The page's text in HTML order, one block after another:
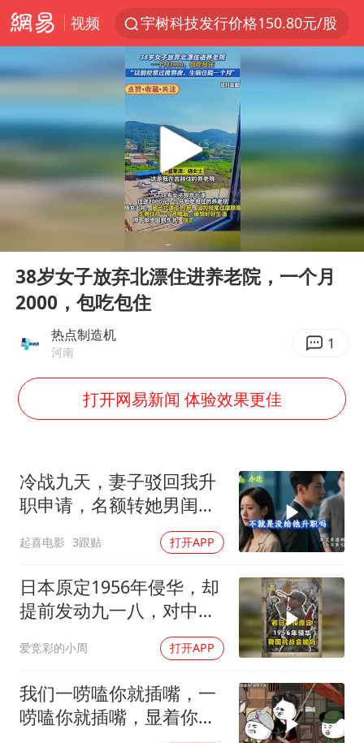
视频
宇树科技发行价格150.80元/股
我国编制完成新版全月地质图
台风白海豚即将进入48小时警戒线
中央气象台发布台风黄色预警
感觉全东北都在等7号
女子利用漏洞0元薅走3000多件家电
金饰克价大幅跳涨
泰国一女公务员妆容引争议 本人回应
多地要求领导干部带头休假
对话重庆地铁吐血女孩
中国五箭齐发反制美国
中国经济展现强大韧性和活力
Play
00:17
38岁女子放弃北漂住进养老院，一个月
2000，包吃包住
热点制造机
河南 1
打开网易新闻 体验效果更佳
冷战九天，妻子驳回我升
职申请，名额转她男闺
蜜，我转身办妥1件事
起喜电影 3跟贴 打开APP
日本原定1956年侵华，却
提前发动九一八，对中国
爱竞彩的小周 打开APP
我们一唠嗑你就插嘴，一
唠嗑你就插嘴，显着你